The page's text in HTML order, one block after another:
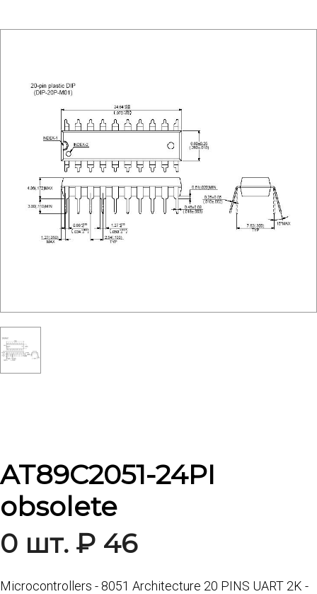
AT89C2051-24PI
obsolete
0 шт. ₽ 46
Microcontrollers - 8051 Architecture 20 PINS UART 2K -